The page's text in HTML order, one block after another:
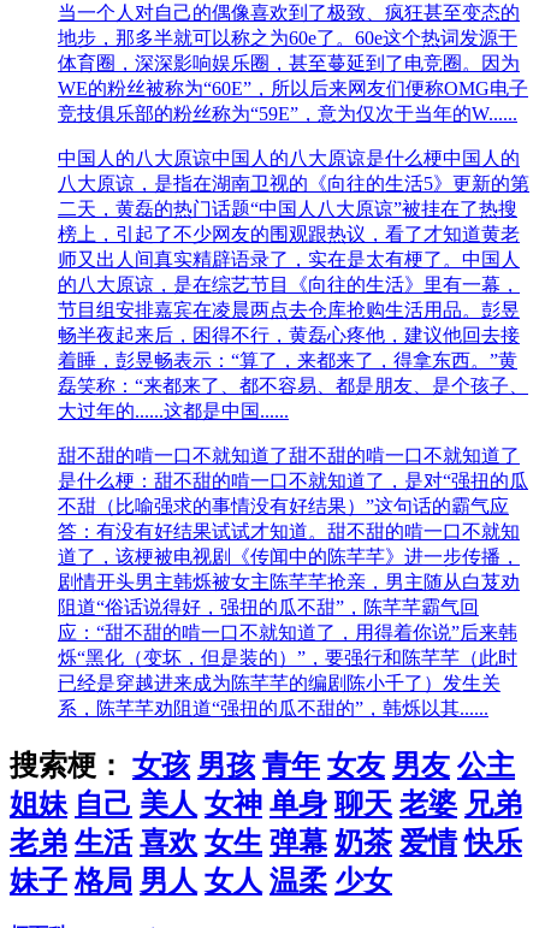
当一个人对自己的偶像喜欢到了极致、疯狂甚至变态的
地步，那多半就可以称之为60e了。60e这个热词发源于
体育圈，深深影响娱乐圈，甚至蔓延到了电竞圈。因为
WE的粉丝被称为“60E”，所以后来网友们便称OMG电子
竞技俱乐部的粉丝称为“59E”，意为仅次于当年的W......
中国人的八大原谅中国人的八大原谅是什么梗中国人的
八大原谅，是指在湖南卫视的《向往的生活5》更新的第
二天，黄磊的热门话题“中国人八大原谅”被挂在了热搜
榜上，引起了不少网友的围观跟热议，看了才知道黄老
师又出人间真实精辟语录了，实在是太有梗了。中国人
的八大原谅，是在综艺节目《向往的生活》里有一幕，
节目组安排嘉宾在凌晨两点去仓库抢购生活用品。彭昱
畅半夜起来后，困得不行，黄磊心疼他，建议他回去接
着睡，彭昱畅表示：“算了，来都来了，得拿东西。”黄
磊笑称：“来都来了、都不容易、都是朋友、是个孩子、
大过年的......这都是中国......
甜不甜的啃一口不就知道了甜不甜的啃一口不就知道了
是什么梗：甜不甜的啃一口不就知道了，是对“强扭的瓜
不甜（比喻强求的事情没有好结果）”这句话的霸气应
答：有没有好结果试试才知道。甜不甜的啃一口不就知
道了，该梗被电视剧《传闻中的陈芊芊》进一步传播，
剧情开头男主韩烁被女主陈芊芊抢亲，男主随从白芨劝
阻道“俗话说得好，强扭的瓜不甜”，陈芊芊霸气回
应：“甜不甜的啃一口不就知道了，用得着你说”后来韩
烁“黑化（变坏，但是装的）”，要强行和陈芊芊（此时
已经是穿越进来成为陈芊芊的编剧陈小千了）发生关
系，陈芊芊劝阻道“强扭的瓜不甜的”，韩烁以其......
搜索梗： 女孩 男孩 青年 女友 男友 公主
姐妹 自己 美人 女神 单身 聊天 老婆 兄弟
老弟 生活 喜欢 女生 弹幕 奶茶 爱情 快乐
妹子 格局 男人 女人 温柔 少女